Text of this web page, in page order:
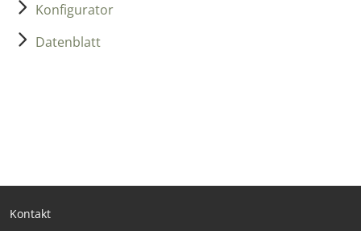
Konfigurator
Datenblatt
Kontakt